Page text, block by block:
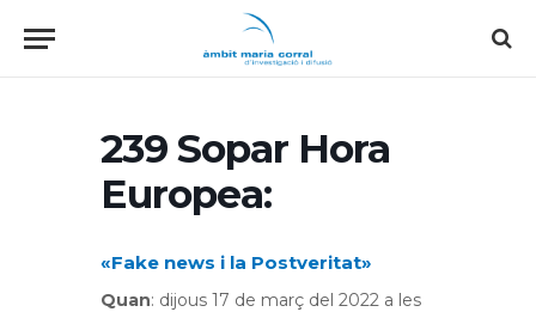
239 Sopar Hora
Europea:
«Fake news i la Postveritat»
Quan: dijous 17 de març del 2022 a les